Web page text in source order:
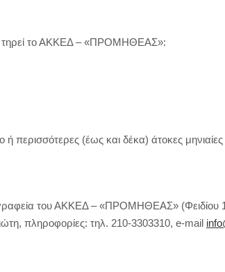
τηρεί το ΑΚΚΕΔ – «ΠΡΟΜΗΘΕΑΣ»:
(έως και δέκα) άτοκες
του ΑΚΚΕΔ – «ΠΡΟΜΗΘΕΑΣ» (Φειδίου
πληροφορίες: τηλ. 210-3303310, e-mail